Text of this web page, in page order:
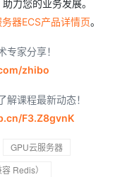
力您的业务发展。
器ECS产品详情页。
专家分享！
zhibo
课程最新动态！
F3.Z8gvnK
GPU云服务器
Redis）